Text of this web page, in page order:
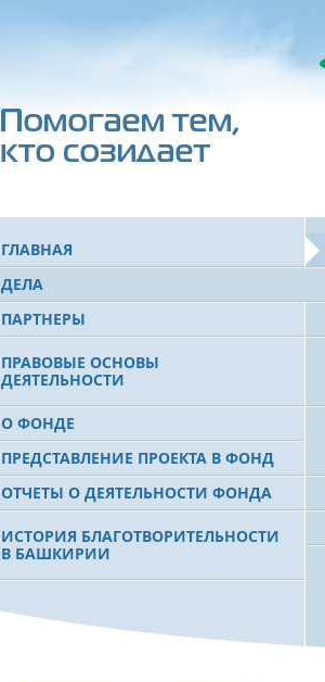
ГЛАВНАЯ
ДЕЛА
ПАРТНЕРЫ
ПРАВОВЫЕ ОСНОВЫ
ДЕЯТЕЛЬНОСТИ
О ФОНДЕ
ПРЕДСТАВЛЕНИЕ ПРОЕКТА В ФОНД
ОТЧЕТЫ О ДЕЯТЕЛЬНОСТИ ФОНДА
ИСТОРИЯ БЛАГОТВОРИТЕЛЬНОСТИ
В БАШКИРИИ
МУРТАЗЕ РАХИМОВЕ